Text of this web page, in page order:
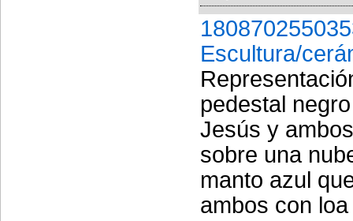
Escultura/
pedestal
Jesús y
sobre una
manto azul
ambos con